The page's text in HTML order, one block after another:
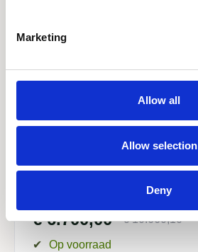
Marketing
Allow all
Allow selection
Deny
€10.660,10
€6.700,00
✔ Op voorraad